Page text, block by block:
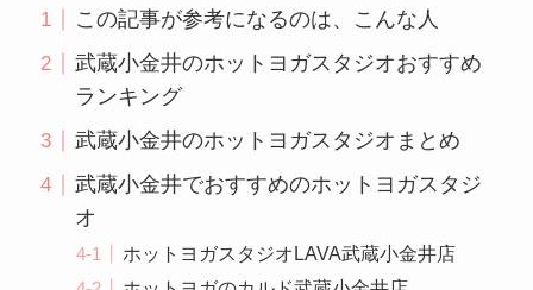
この記事が参考になるのは、こんな人
武蔵小金井のホットヨガスタジオおすすめ
ランキング
武蔵小金井のホットヨガスタジオまとめ
武蔵小金井でおすすめのホットヨガスタジ
オ
ホットヨガスタジオLAVA武蔵小金井店